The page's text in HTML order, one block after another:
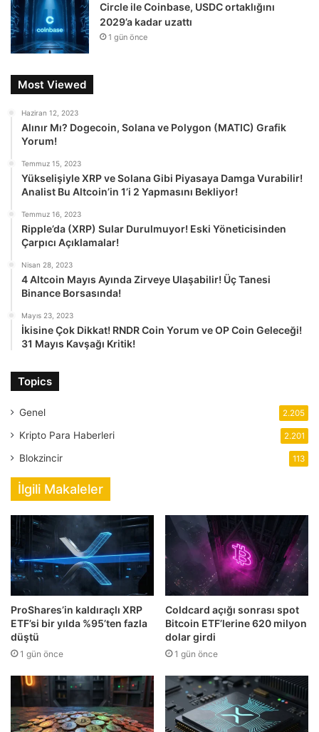
Circle ile Coinbase, USDC ortaklığını
2029’a kadar uzattı
1 gün önce
Most Viewed
Haziran 12, 2023
Alınır Mı? Dogecoin, Solana ve Polygon (MATIC) Grafik
Yorum!
Temmuz 15, 2023
Yükselişiyle XRP ve Solana Gibi Piyasaya Damga Vurabilir!
Analist Bu Altcoin’in 1’i 2 Yapmasını Bekliyor!
Temmuz 16, 2023
Ripple’da (XRP) Sular Durulmuyor! Eski Yöneticisinden
Çarpıcı Açıklamalar!
Nisan 28, 2023
4 Altcoin Mayıs Ayında Zirveye Ulaşabilir! Üç Tanesi
Binance Borsasında!
Mayıs 23, 2023
İkisine Çok Dikkat! RNDR Coin Yorum ve OP Coin Geleceği!
31 Mayıs Kavşağı Kritik!
Topics
Genel 2.205
Kripto Para Haberleri 2.201
Blokzincir 113
İlgili Makaleler
ProShares’in kaldıraçlı XRP
ETF’si bir yılda %95’ten fazla
düştü
1 gün önce
Coldcard açığı sonrası spot
Bitcoin ETF’lerine 620 milyon
dolar girdi
1 gün önce